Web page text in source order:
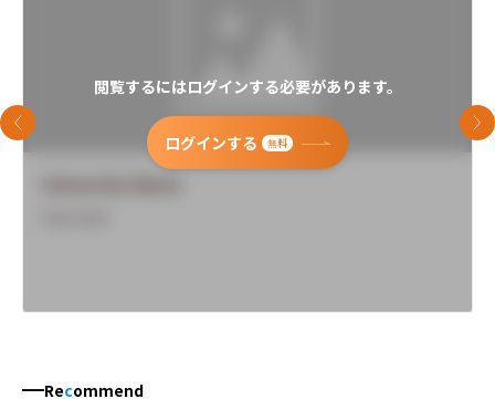
閲覧するにはログインする必要があります。
ログインする 無料
前のスライド 次
Recommend